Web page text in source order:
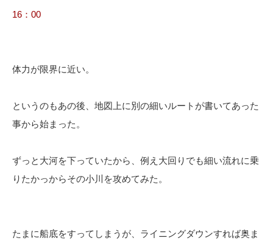
16：00
体力が限界に近い。
というのもあの後、地図上に別の細いルートが書いてあった
事から始まった。
ずっと大河を下っていたから、例え大回りでも細い流れに乗
りたかっからその小川を攻めてみた。
たまに船底をすってしまうが、ライニングダウンすれば奥ま